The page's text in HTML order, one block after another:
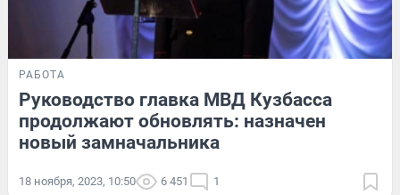
РАБОТА
Руководство главка МВД Кузбасса
продолжают обновлять: назначен
новый замначальника
18 ноября, 2023, 10:50 6 451 1